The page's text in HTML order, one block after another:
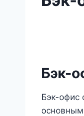
Бэк-
Бэк-офис